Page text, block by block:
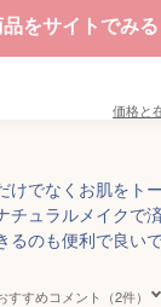
をサイトでみる
価格と
けでなくお肌をト
チュラルメイクで
のも便利で良いで
すすめコメント（2件）